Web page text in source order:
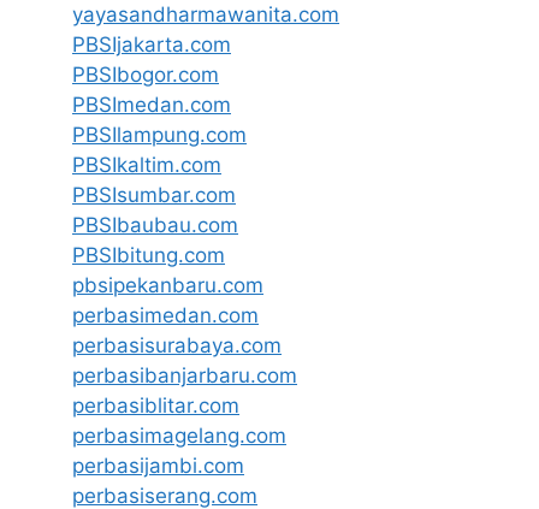
yayasandharmawanita.com
PBSIjakarta.com
PBSIbogor.com
PBSImedan.com
PBSIlampung.com
PBSIkaltim.com
PBSIsumbar.com
PBSIbaubau.com
PBSIbitung.com
pbsipekanbaru.com
perbasimedan.com
perbasisurabaya.com
perbasibanjarbaru.com
perbasiblitar.com
perbasimagelang.com
perbasijambi.com
perbasiserang.com